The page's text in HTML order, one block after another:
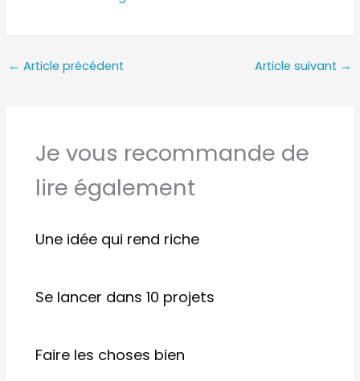
← Article précédent Article suivant →
Je vous recommande de
lire également
Une idée qui rend riche
Se lancer dans 10 projets
Faire les choses bien